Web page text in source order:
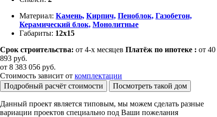
Материал: Камень, Кирпич, Пеноблок, Газобетон,
Керамический блок, Монолитные
Габариты: 12х15
Срок строительства: от 4-х месяцев Платёж по ипотеке : от 40
893 руб.
от 8 383 056 руб.
Стоимость зависит от комплектации
Подробный расчёт стоимости
Посмотреть такой дом
Данный проект является типовым, мы можем сделать разные
вариации проектов специально под Ваши пожелания